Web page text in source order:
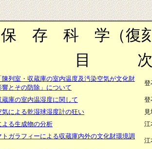
保 存 科 学（復刻
目
陳列室・収蔵庫の室内温度及汚染空気が文化財
響とその防除」について
登
蔵庫の室内温湿度に関して
登
気による乾湿球湿度計の狂い
よる生成物の分析
江
トガラフィーによる収蔵庫内外の文化財環境調
江